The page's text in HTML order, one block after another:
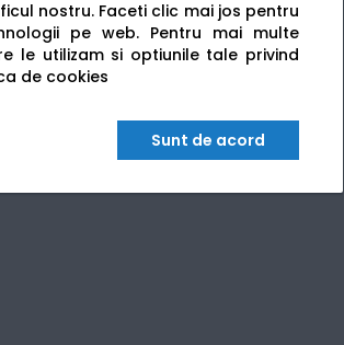
nostru. Faceti clic mai jos pentru
pe web. Pentru mai multe
le utilizam si optiunile tale privind
de cookies
Sunt de acord